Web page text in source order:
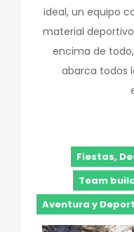
ideal, un equipo
material
encima de
abarca todos
Fiestas,
Team
Aventura y